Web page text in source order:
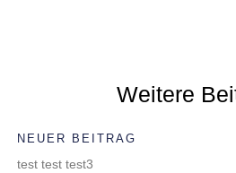
Weitere
NEUER BEITRAG
test test test3